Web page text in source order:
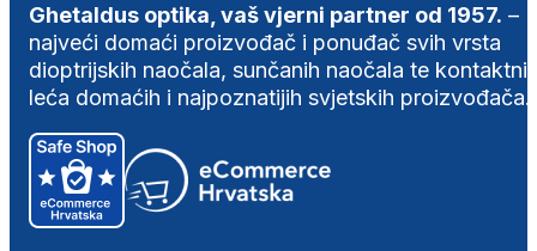
Ghetaldus optika, vaš vjerni partner od 1957. –
najveći domaći proizvođač i ponuđač svih vrsta
dioptrijskih naočala, sunčanih naočala te
leća domaćih i najpoznatijih svjetskih proizvođača.